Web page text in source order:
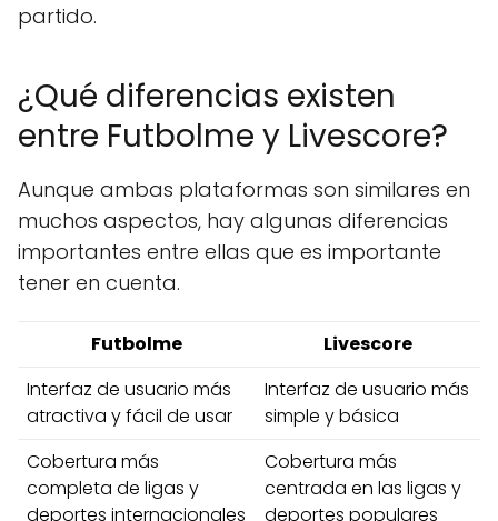
partido.
¿Qué diferencias existen
entre Futbolme y Livescore?
Aunque ambas plataformas son similares en
muchos aspectos, hay algunas diferencias
importantes entre ellas que es importante
tener en cuenta.
Futbolme
Livescore
Interfaz de usuario más
atractiva y fácil de usar
Interfaz de usuario más
simple y básica
Cobertura más
completa de ligas y
deportes internacionales
Cobertura más
centrada en las ligas y
deportes populares